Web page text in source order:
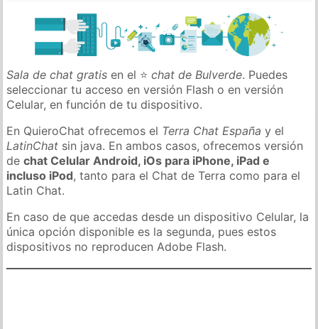
Sala de chat gratis en el ⭐chat de Bulverde. Puedes
seleccionar tu acceso en versión Flash o en versión
Celular, en función de tu dispositivo.
En QuieroChat ofrecemos el Terra Chat España y el
LatinChat sin java. En ambos casos, ofrecemos versión
dechat Celular Android, iOs para iPhone, iPad e
incluso iPod, tanto para el Chat de Terra como para el
Latin Chat.
En caso de que accedas desde un dispositivo Celular, la
única opción disponible es la segunda, pues estos
dispositivos no reproducen Adobe Flash.